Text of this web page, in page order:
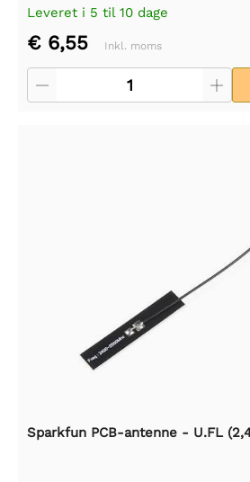
Leveret i 5 til 10 dage
€ 6,55 Inkl. moms
Sparkfun PCB-antenne - U.FL